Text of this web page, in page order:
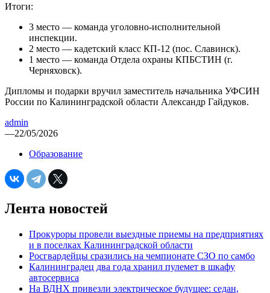
Итоги:
3 место — команда уголовно-исполнительной
инспекции.
2 место — кадетский класс КП-12 (пос. Славинск).
1 место — команда Отдела охраны КПБСТИН (г.
Черняховск).
Дипломы и подарки вручил заместитель начальника УФСИН
России по Калининградской области Александр Гайдуков.
admin
—22/05/2026
Образование
Лента новостей
Прокуроры провели выездные приемы на предприятиях
и в поселках Калининградской области
Росгвардейцы сразились на чемпионате СЗО по самбо
Калининградец два года хранил пулемет в шкафу
автосервиса
На ВДНХ привезли электрическое будущее: седан,